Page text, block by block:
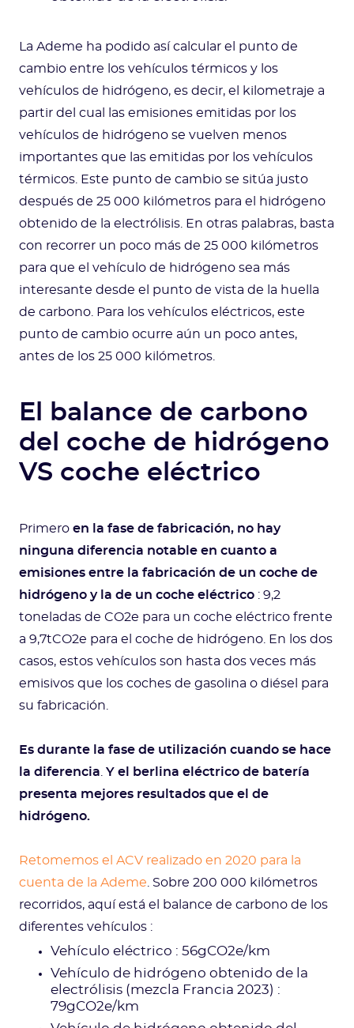
La Ademe ha podido así calcular el punto de
cambio entre los vehículos térmicos y los
vehículos de hidrógeno, es decir, el kilometraje a
partir del cual las emisiones emitidas por los
vehículos de hidrógeno se vuelven menos
importantes que las emitidas por los vehículos
térmicos. Este punto de cambio se sitúa justo
después de 25 000 kilómetros para el hidrógeno
obtenido de la electrólisis. En otras palabras, basta
con recorrer un poco más de 25 000 kilómetros
para que el vehículo de hidrógeno sea más
interesante desde el punto de vista de la huella
de carbono. Para los vehículos eléctricos, este
punto de cambio ocurre aún un poco antes,
antes de los 25 000 kilómetros.
El balance de carbono
del coche de hidrógeno
VS coche eléctrico
Primero en la fase de fabricación, no hay
ninguna diferencia notable en cuanto a
emisiones entre la fabricación de un coche de
hidrógeno y la de un coche eléctrico : 9,2
toneladas de CO2e para un coche eléctrico frente
a 9,7tCO2e para el coche de hidrógeno. En los dos
casos, estos vehículos son hasta dos veces más
emisivos que los coches de gasolina o diésel para
su fabricación.
Es durante la fase de utilización cuando se hace
la diferencia Y el berlina eléctrico de batería
presenta mejores resultados que el de
hidrógeno.
Retomemos el ACV realizado en 2020 para la
cuenta de la Ademe . Sobre 200 000 kilómetros
recorridos, aquí está el balance de carbono de los
diferentes vehículos :
Vehículo eléctrico : 56gCO2e/km
Vehículo de hidrógeno obtenido de la
electrólisis (mezcla Francia 2023) :
79gCO2e/km